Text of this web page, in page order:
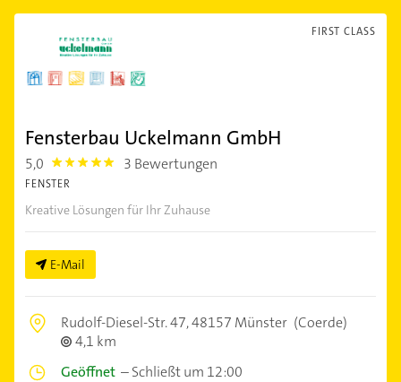
FIRST CLASS
Fensterbau Uckelmann GmbH
5,0 5.0 3 Bewertungen
FENSTER
Kreative Lösungen für Ihr Zuhause
E-Mail
Rudolf-Diesel-Str. 47,48157 Münster (Coerde)
4,1 km
Geöffnet –Schließt um 12:00